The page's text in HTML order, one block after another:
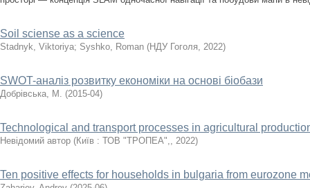
Soil sciense as a science
Stadnyk, Viktoriya; Syshko, Roman (НДУ Гоголя, 2022)
SWOT-аналіз розвитку економіки на основі біобази
Добрівська, М. (2015-04)
Technological and transport processes in agricultural
Невідомий автор (Київ : ТОВ "ТРОПЕА",, 2022)
Ten positive effects for households in bulgaria from eurozone